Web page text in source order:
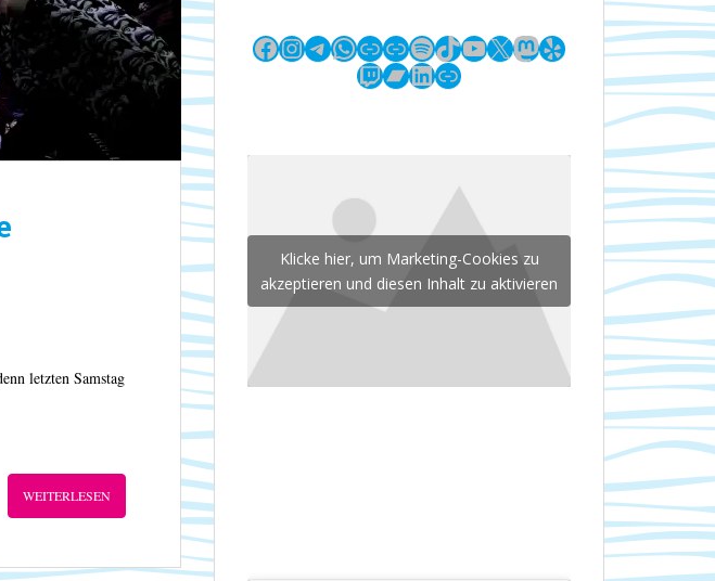
letzten Samstag
WEITERLESEN
Facebook
Instagram
Telegram
WhatsApp
LinkLinkSpotify
TikTok
YouTube
X Mastodon
Yelp
Twitch
Bandcamp
LinkedIn
Link
Klicke hier, um Marketing-Cookies zu
akzeptieren und diesen Inhalt zu aktivieren